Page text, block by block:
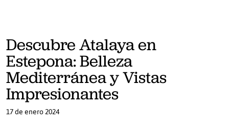
Descubre Atalaya en
Estepona: Belleza
Mediterránea y Vistas
Impresionantes
17 de enero 2024